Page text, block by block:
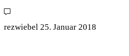
rezwiebel 25. Januar 2018